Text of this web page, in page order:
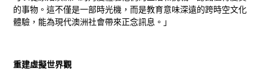
的事物。這不僅是一部時光機，而是教育意味深遠的跨時空文化
體驗，能為現代澳洲社會帶來正念訊息。」
重建虛擬世界觀